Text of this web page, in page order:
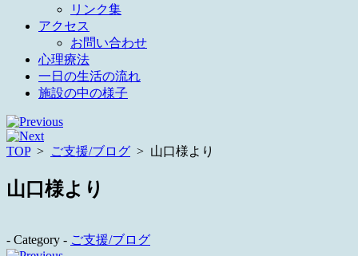
リンク集
アクセス
お問い合わせ
心理療法
一日の生活の流れ
施設の中の様子
TOP> ご支援/ブログ > 山口様より
山口様より
- Category - ご支援/ブログ